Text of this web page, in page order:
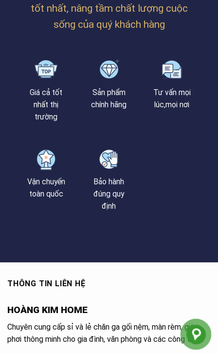
BÁ
VÀNH
tốt nhất, nâng tầm chất lượng cuộc
sống của quý khách hàng
Giá cả tốt
nhất thị
trường
Sản phẩm
chính hãng
Tư vấn mọi
lúc,mọi nơi
Vận chuyển
toàn quốc
Bảo hành
đúng quy
định
THÔNG TIN LIÊN HỆ
HOÀNG KIM HOME
Chuyên cung cấp sỉ và lẻ chăn ga gối nệm, màn rèm, giàn
phơi thông minh cho gia đình, văn phòng và các công trình.